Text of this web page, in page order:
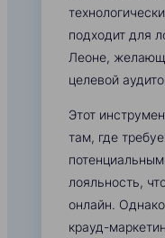
подходит для
Леоне,
целевой
Этот
там, где
лояльность,
онлайн.
крауд-